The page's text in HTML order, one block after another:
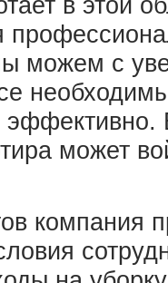
в этой
можем с
может
компания